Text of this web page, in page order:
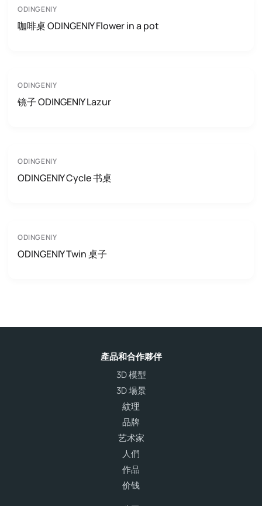
ODINGENIY
咖啡桌 ODINGENIY Flower in a pot
ODINGENIY
镜子 ODINGENIY Lazur
ODINGENIY
ODINGENIY Cycle 书桌
ODINGENIY
ODINGENIY Twin 桌子
產品和合作夥伴
3D 模型
3D 場景
紋理
品牌
艺术家
人們
作品
价钱